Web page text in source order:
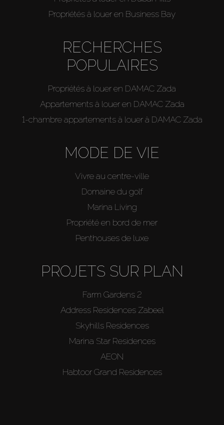
Propriétés à louer en Business Bay
RECHERCHES
POPULAIRES
Propriétés à louer en DAMAC Zada
Appartements à louer en DAMAC Zada
1-chambre appartements à louer à DAMAC Zada
MODE DE VIE
Vivre au centre-ville
Domaine du golf
Marina Living
Propriété en bord de mer
Penthouses de luxe
PROJETS SUR PLAN
Farm Gardens 2
Address Residences Zabeel
Skyhills Residences
Marina Star Residences
AEON
Habtoor Grand Residences